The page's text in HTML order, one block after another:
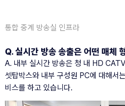
통합 중계 방송실 인프라
Q. 실시간 방송 송출은 어떤 매체
A. 내부 실시간 방송은 청 내 HD
셋탑박스와 내부 구성원 PC에 대해서
비스를 하고 있습니다.